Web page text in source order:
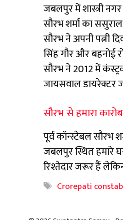
जबलपुर में शास्त्री
सौरभ शर्मा का
सौरभ ने अपनी पत्नी
सिंह गौर और बहनोई
सौरभ ने 2012 में
जायसवाल डायरेक्टर
सौरभ से हमारा
पूर्व कॉन्स्टेबल सौरभ
जबलपुर स्थित हमारे
रिश्तेदार जरूर हैं
Tags
Crorepati